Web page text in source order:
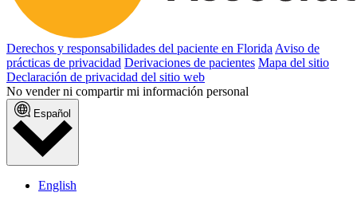
Derechos y responsabilidades del paciente en Florida Aviso de
prácticas de privacidad Derivaciones de pacientes Mapa del sitio
Declaración de privacidad del sitio web
No vender ni compartir mi información personal
Español
English